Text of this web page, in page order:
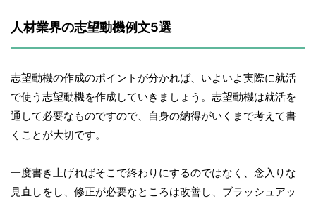
人材業界の志望動機例文5選
志望動機の作成のポイントが分かれば、いよいよ実際に就活
で使う志望動機を作成していきましょう。志望動機は就活を
通して必要なものですので、自身の納得がいくまで考えて書
くことが大切です。
一度書き上げればそこで終わりにするのではなく、念入りな
見直しをし、修正が必要なところは改善し、ブラッシュアッ